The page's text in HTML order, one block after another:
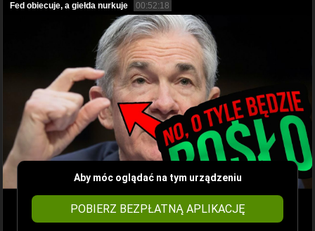
Fed obiecuje, a giełda nurkuje 00:52:18
Aby móc oglądać na tym urządzeniu
POBIERZ BEZPŁATNĄ APLIKACJĘ